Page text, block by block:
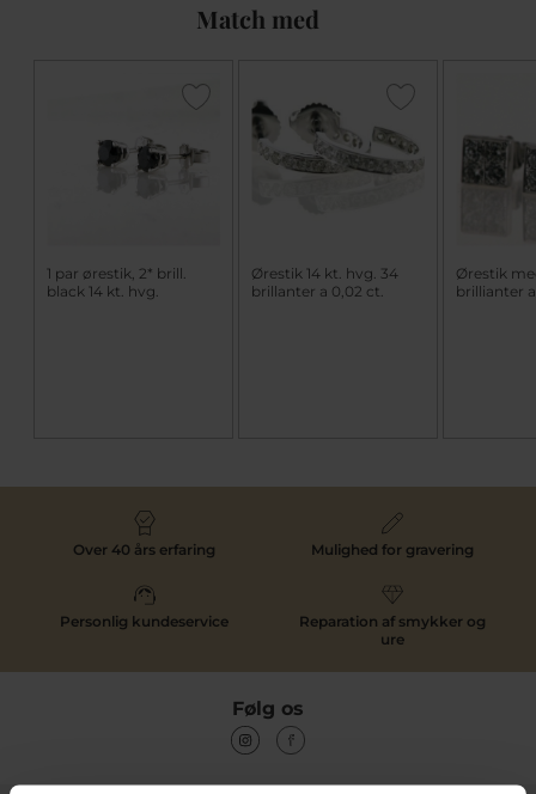
Match med
1 par ørestik, 2* brill.
black 14 kt. hvg.
Ørestik 14 kt. hvg. 34
brillanter a 0,02 ct.
Ørestik
brillianter
Over 40 års erfaring Mulighed for gravering
Personlig kundeservice
Reparation af smykker og
ure
Følg os